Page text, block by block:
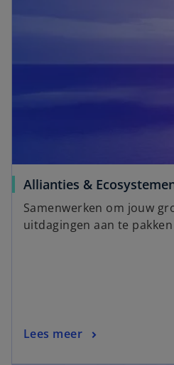
Allianties &
Samenwerken om jouw
uitdagingen aan te pakken
Lees meer